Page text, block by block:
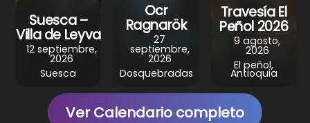
Suesca –
Villa de Leyva
12 septiembre,
2026
Suesca
Ocr
Ragnarök
27
septiembre,
2026
Dosquebradas
Travesía El
Peñol 2026
9 agosto,
2026
El peñol,
Antioquia
Ver Calendario completo